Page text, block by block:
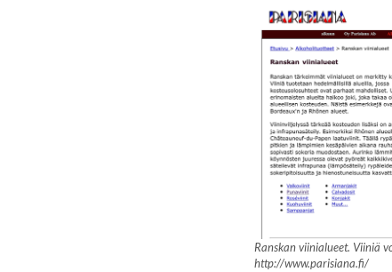
Ranskan viinialueet. Viiniä
http://www.parisiana.fi/